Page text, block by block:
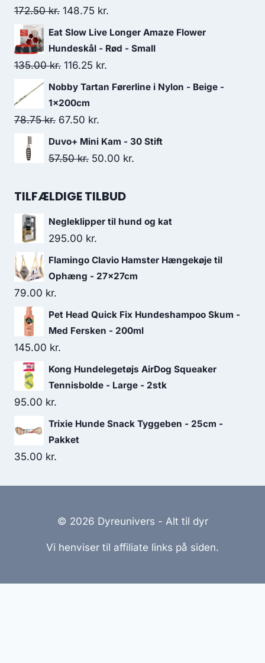
var:
52.50 kr..
45.00 kr..
172.50kr. Den
oprindelige
pris
var:
172.50 kr..
148.75 kr.
aktuelle
pris
148.75 kr..
Eat Slow Live Longer Amaze Flower
Hundeskål - Rød - Small
135.00kr. Den
oprindelige
pris
var:
135.00 kr..
116.25 kr.
aktuelle
116.25 kr..
Nobby Tartan Førerline i Nylon - Beige -
1x200cm
78.75kr. Den
oprindelige
pris
78.75 kr..
67.50 kr.
aktuelle
pris
67.50 kr..
Duvo+ Mini Kam - 30 Stift
57.50kr. Den
pris
57.50 kr..
50.00 kr.
50.00 kr..
TILFÆLDIGE TILBUD
Negleklipper til hund og kat
295.00 kr.
Flamingo Clavio Hamster Hængekøje til
Ophæng - 27x27cm
79.00 kr.
Pet Head Quick Fix Hundeshampoo Skum -
Med Fersken - 200ml
145.00 kr.
Kong Hundelegetøjs AirDog Squeaker
Tennisbolde - Large - 2stk
95.00 kr.
Trixie Hunde Snack Tyggeben - 25cm -
Pakket
35.00 kr.
© 2026 Dyreunivers - Alt til dyr
Vi henviser til affiliate links på siden.